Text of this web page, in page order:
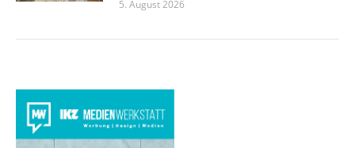
5. August 2026